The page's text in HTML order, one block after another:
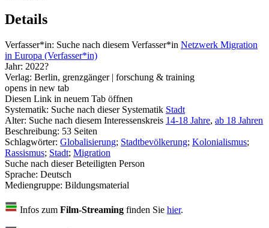
Details
Verfasser*in: Suche nach diesem Verfasser*in Netzwerk Migration
in Europa (Verfasser*in)
Jahr: 2022?
Verlag: Berlin, grenzgänger | forschung & training
opens in new tab
Diesen Link in neuem Tab öffnen
Systematik: Suche nach dieser Systematik Stadt
Alter: Suche nach diesem Interessenskreis 14-18 Jahre, ab 18 Jahren
Beschreibung: 53 Seiten
Schlagwörter: Globalisierung; Stadtbevölkerung; Kolonialismus;
Rassismus; Stadt; Migration
Suche nach dieser Beteiligten Person
Sprache: Deutsch
Mediengruppe: Bildungsmaterial
Infos zum Film-Streaming finden Sie hier.